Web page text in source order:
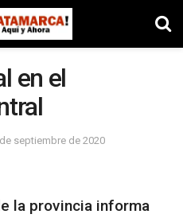
en el
septiembre de 2020
la provincia informa